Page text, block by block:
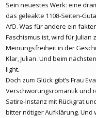
Sein neuestes Werk: eine
das geleakte 1108-Seiten-
AfD. Was für andere ein
Faschismus ist, wird für Julian
Meinungsfreiheit in der
Klar, Julian. Und beim
light.
Doch zum Glück gibt’s Frau
Verschwörungsromantik und
Satire-Instanz mit Rückgrat
bitter nötiger Aufklärung. Und